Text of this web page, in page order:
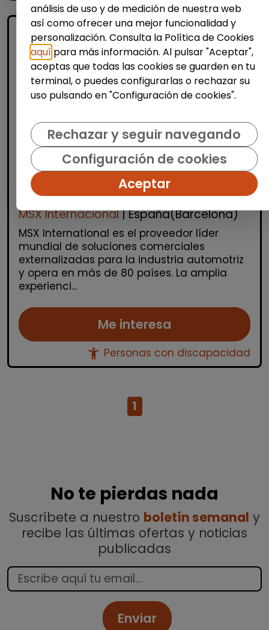
Atención al Cliente y Comercio
Consultoría y Asesoría
Agente de ventas y soporte
(Barcelona) - español, francés,
alemán, sueco, holandés o italiano
MSX Internacional| España(Barcelona)
MSX International es el proveedor líder
mundial de soluciones comerciales
externalizadas para la industria automotriz
y opera en más de 80 países. La amplia
experienci...
Me interesa
accessibility_new Personas con discapacidad
1
No te pierdas nada
Suscríbete a nuestro boletín semanal y
recibe las últimas ofertas y noticias
publicadas
Enviar
análisis de uso y de medición de nuestra web
así como ofrecer una mejor funcionalidad y
personalización. Consulta la Política de Cookies
aquí para más información. Al pulsar "Aceptar",
aceptas que todas las cookies se guarden en tu
terminal, o puedes configurarlas o rechazar su
uso pulsando en "Configuración de cookies".
Rechazar y seguir navegando
Configuración de cookies
Aceptar